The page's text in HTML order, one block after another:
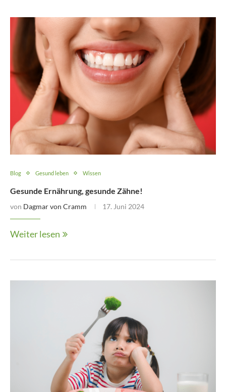
Blog Gesund leben Wissen
Gesunde Ernährung, gesunde Zähne!
von Dagmar von Cramm 17. Juni 2024
Weiter lesen